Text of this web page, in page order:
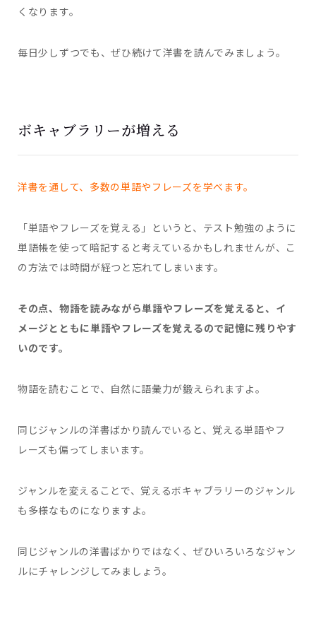
くなります。
毎日少しずつでも、ぜひ続けて洋書を読んでみましょう。
ボキャブラリーが増える
洋書を通して、多数の単語やフレーズを学べます。
「単語やフレーズを覚える」というと、テスト勉強のように
単語帳を使って暗記すると考えているかもしれませんが、こ
の方法では時間が経つと忘れてしまいます。
その点、物語を読みながら単語やフレーズを覚えると、イ
メージとともに単語やフレーズを覚えるので記憶に残りやす
いのです。
物語を読むことで、自然に語彙力が鍛えられますよ。
同じジャンルの洋書ばかり読んでいると、覚える単語やフ
レーズも偏ってしまいます。
ジャンルを変えることで、覚えるボキャブラリーのジャンル
も多様なものになりますよ。
同じジャンルの洋書ばかりではなく、ぜひいろいろなジャン
ルにチャレンジしてみましょう。